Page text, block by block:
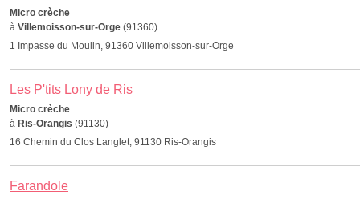
Micro crèche
à Villemoisson-sur-Orge (91360)
1 Impasse du Moulin, 91360 Villemoisson-sur-Orge
Les P'tits Lony de Ris
Micro crèche
à Ris-Orangis (91130)
16 Chemin du Clos Langlet, 91130 Ris-Orangis
Farandole